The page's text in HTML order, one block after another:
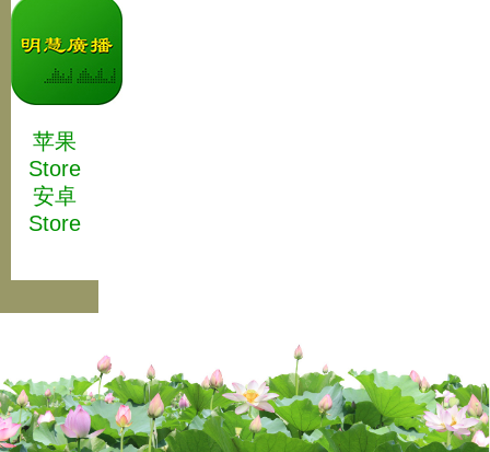
苹果
Store
安卓
Store